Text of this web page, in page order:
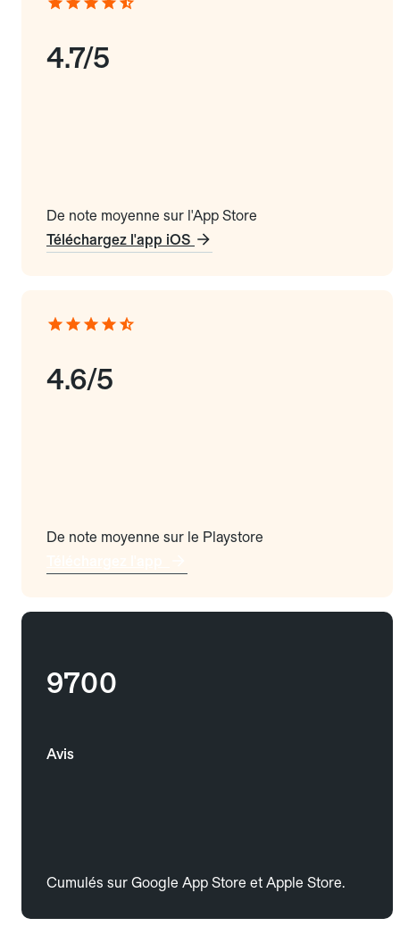
4.7/5
De note moyenne sur l'App Store
Téléchargez l'app iOS
4.6/5
De note moyenne sur le Playstore
9700
Avis
Cumulés sur Google App Store et Apple Store.